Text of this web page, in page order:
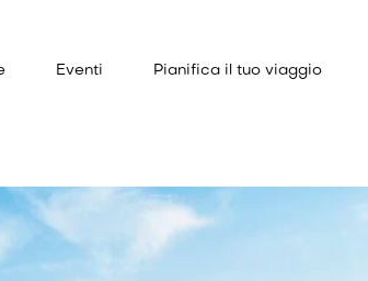
Eventi Pianifica il tuo viaggio